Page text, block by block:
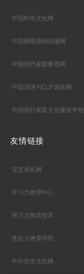
中国时尚文化网
中国网络营销传播网
中国现代家庭教育网
中国演讲与口才训练网
中国现代家庭文化建设学校
友情链接
宝宝成长网
学习力教育中心
学习力教育智库
意志力教育学院
中外历史文化网